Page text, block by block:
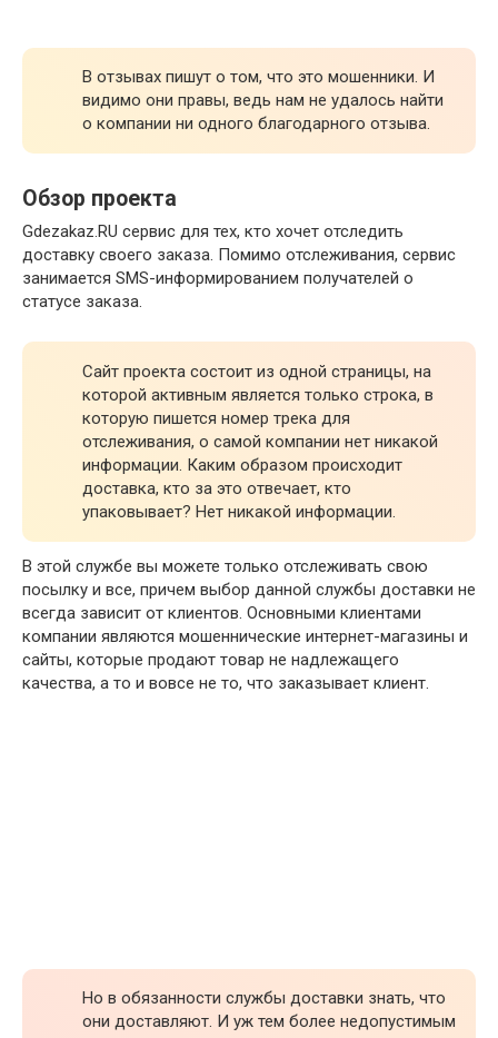
В отзывах пишут о том, что это мошенники. И
видимо они правы, ведь нам не удалось найти
о компании ни одного благодарного отзыва.
Обзор проекта
Gdezakaz.RU сервис для тех, кто хочет отследить
доставку своего заказа. Помимо отслеживания, сервис
занимается SMS-информированием получателей о
статусе заказа.
Сайт проекта состоит из одной страницы, на
которой активным является только строка, в
которую пишется номер трека для
отслеживания, о самой компании нет никакой
информации. Каким образом происходит
доставка, кто за это отвечает, кто
упаковывает? Нет никакой информации.
В этой службе вы можете только отслеживать свою
посылку и все, причем выбор данной службы доставки не
всегда зависит от клиентов. Основными клиентами
компании являются мошеннические интернет-магазины и
сайты, которые продают товар не надлежащего
качества, а то и вовсе не то, что заказывает клиент.
Но в обязанности службы доставки знать, что
они доставляют. И уж тем более недопустимым